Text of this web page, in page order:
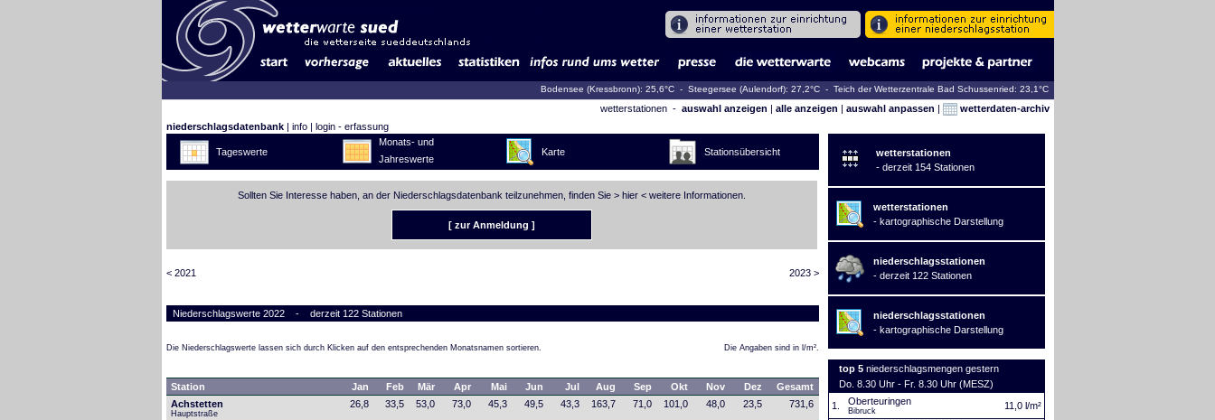
Bodensee (Kressbronn): 25,6°C - Steegersee (Aulendorf): 27,2°C - Teich der Wetterzentrale Bad Schussenried: 23,1°C
wetterstationen - auswahl anzeigen | alle anzeigen | auswahl anpassen |
wetterdaten-archiv
niederschlagsdatenbank| info| login - erfassung
Tageswerte
Monats- und
Jahreswerte
Karte Stationsübersicht
Sollten Sie Interesse haben, an der Niederschlagsdatenbank teilzunehmen, finden Sie > hier< weitere Informationen.
[ zur Anmeldung ]
< 2021 2023 >
Niederschlagswerte 2022 - derzeit 122 Stationen
Die Niederschlagswerte lassen sich durch Klicken auf den entsprechenden Monatsnamen sortieren. Die Angaben sind in l/m².
Station Jan Feb Mär Apr Mai Jun Jul Aug Sep Okt Nov Dez
Gesamt
Achstetten
Hauptstraße
26,8 33,5 53,0 73,0 45,3 49,5 43,3 163,7 71,0 101,0 48,0 23,5 731,6
wetterstationen
- derzeit 154 Stationen
wetterstationen
- kartographische Darstellung
niederschlagsstationen
- derzeit 122 Stationen
niederschlagsstationen
- kartographische Darstellung
top 5 niederschlagsmengen gestern
Do. 8.30 Uhr - Fr. 8.30 Uhr (MESZ)
1.
Oberteuringen
Bibruck 11,0 l/m²